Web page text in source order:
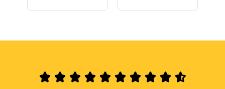
         